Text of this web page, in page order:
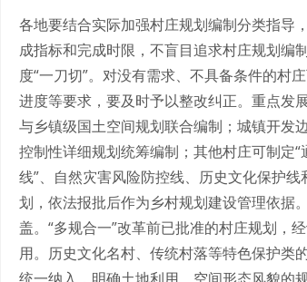
各地要结合实际加强村庄规划编制分类指导
成指标和完成时限，不盲目追求村庄规划编
度“一刀切”。对没有需求、不具备条件的村
进度等要求，要及时予以整改纠正。重点发
与乡镇级国土空间规划联合编制；城镇开发
控制性详细规划统筹编制；其他村庄可制定
线”、自然灾害风险防控线、历史文化保护
划，依法报批后作为乡村规划建设管理依据
盖。“多规合一”改革前已批准的村庄规划，
用。历史文化名村、传统村落等特色保护类